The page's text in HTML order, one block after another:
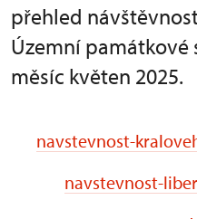
přehled
Územní památkové
měsíc květen 2025.
navstevnost-
navstevnost-